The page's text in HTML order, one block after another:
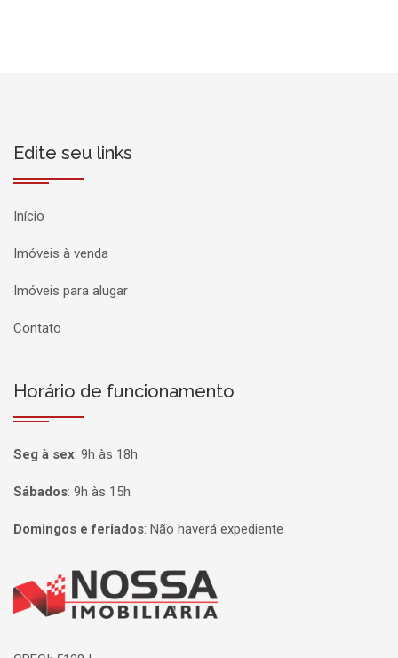
Edite seu links
Início
Imóveis à venda
Imóveis para alugar
Contato
Horário de funcionamento
Seg à sex: 9h às 18h
Sábados: 9h às 15h
Domingos e feriados: Não haverá expediente
Página inicial